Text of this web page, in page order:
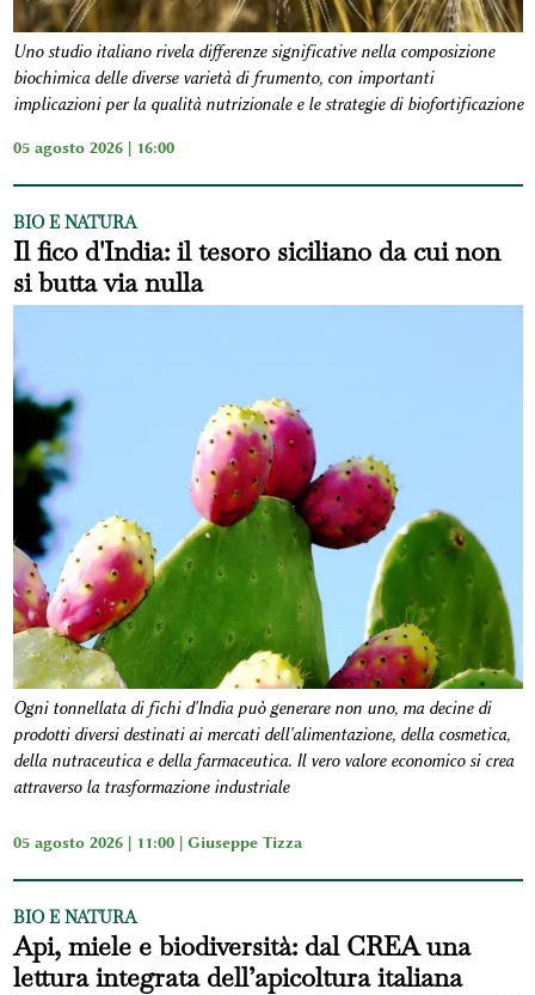
Uno studio italiano rivela differenze significative nella composizione
biochimica delle diverse varietà di frumento, con importanti
implicazioni per la qualità nutrizionale e le strategie di biofortificazione
05 agosto 2026 | 16:00
BIO E NATURA
Il fico d'India: il tesoro siciliano da cui non
si butta via nulla
Ogni tonnellata di fichi d'India può generare non uno, ma decine di
prodotti diversi destinati ai mercati dell'alimentazione, della cosmetica,
della nutraceutica e della farmaceutica. Il vero valore economico si crea
attraverso la trasformazione industriale
05 agosto 2026 | 11:00 | Giuseppe Tizza
BIO E NATURA
Api, miele e biodiversità: dal CREA una
lettura integrata dell’apicoltura italiana